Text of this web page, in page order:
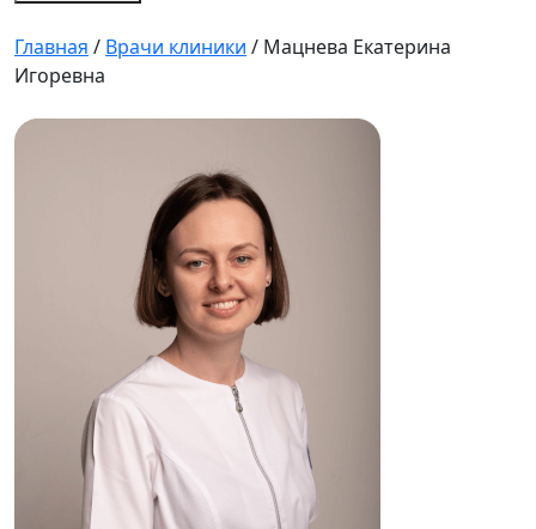
Главная / Врачи клиники / Мацнева Екатерина
Игоревна